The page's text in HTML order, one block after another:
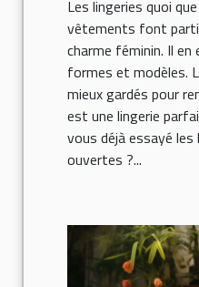
Les lingeries quoi
vêtements font
charme féminin. Il
formes et modèles.
mieux gardés pour
est une lingerie
vous déjà essayé les
ouvertes ?...